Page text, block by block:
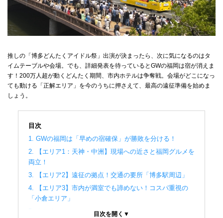
推しの「博多どんたくアイドル祭」出演が決まったら、次に気になるのはタ
イムテーブルや会場。でも、詳細発表を待っているとGWの福岡は宿が消えま
す！200万人超が動くどんたく期間、市内ホテルは争奪戦。会場がどこになっ
ても動ける「正解エリア」を今のうちに押さえて、最高の遠征準備を始めま
しょう。
目次を開く▼
目次
1. GWの福岡は「早めの宿確保」が勝敗を分ける！
2. 【エリア1：天神・中洲】現場への近さと福岡グルメを
両立！
3. 【エリア2】遠征の拠点！交通の要所「博多駅周辺」
4. 【エリア3】市内が満室でも諦めない！コスパ重視の
「小倉エリア」